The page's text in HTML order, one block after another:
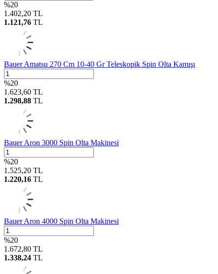
%20
1.402,20 TL
1.121,76 TL
Bauer Amatsu 270 Cm 10-40 Gr Teleskopik Spin Olta Kamışı
%20
1.623,60 TL
1.298,88 TL
Bauer Aron 3000 Spin Olta Makinesi
%20
1.525,20 TL
1.220,16 TL
Bauer Aron 4000 Spin Olta Makinesi
%20
1.672,80 TL
1.338,24 TL